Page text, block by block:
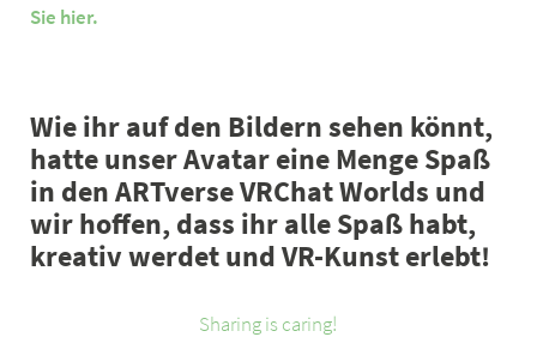
Sie hier.
Wie ihr auf den Bildern sehen könnt,
hatte unser Avatar eine Menge Spaß
in den ARTverse VRChat Worlds und
wir hoffen, dass ihr alle Spaß habt,
kreativ werdet und VR-Kunst erlebt!
Sharing is caring!